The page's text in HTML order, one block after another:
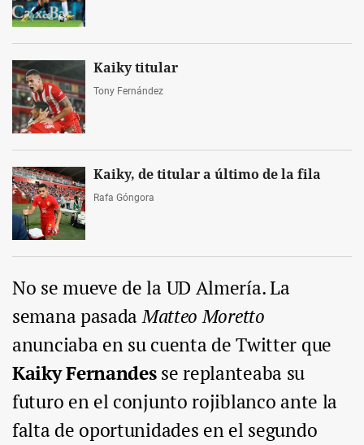
Kaiky titular
Tony Fernández
Kaiky, de titular a último de la fila
Rafa Góngora
No se mueve de la UD Almería. La
semana pasadaMatteo Moretto
anunciaba en su cuenta de Twitter que
Kaiky Fernandesse replanteaba su
futuro en el conjunto rojiblanco ante la
falta de oportunidades en el segundo